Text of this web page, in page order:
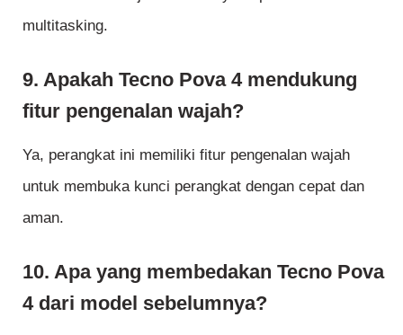
multitasking.
9. Apakah Tecno Pova 4 mendukung
fitur pengenalan wajah?
Ya, perangkat ini memiliki fitur pengenalan wajah
untuk membuka kunci perangkat dengan cepat dan
aman.
10. Apa yang membedakan Tecno Pova
4 dari model sebelumnya?